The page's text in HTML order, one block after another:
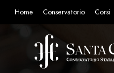
Home Conservatorio Corsi